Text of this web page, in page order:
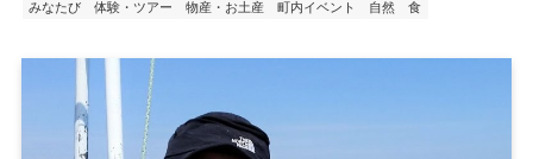
みなたび 体験・ツアー 物産・お土産 町内イベント 自然 食